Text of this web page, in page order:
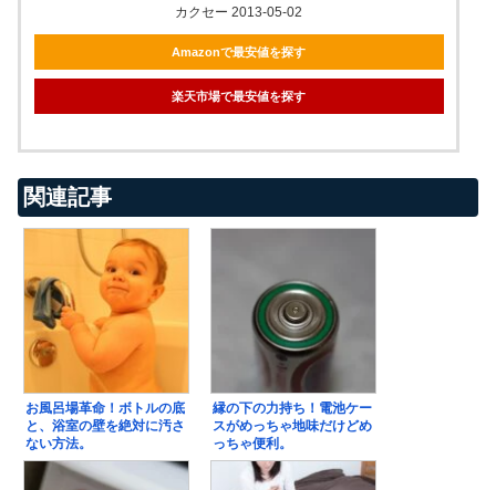
カクセー 2013-05-02
Amazonで最安値を探す
楽天市場で最安値を探す
関連記事
お風呂場革命！ボトルの底
と、浴室の壁を絶対に汚さ
ない方法。
縁の下の力持ち！電池ケー
スがめっちゃ地味だけどめ
っちゃ便利。